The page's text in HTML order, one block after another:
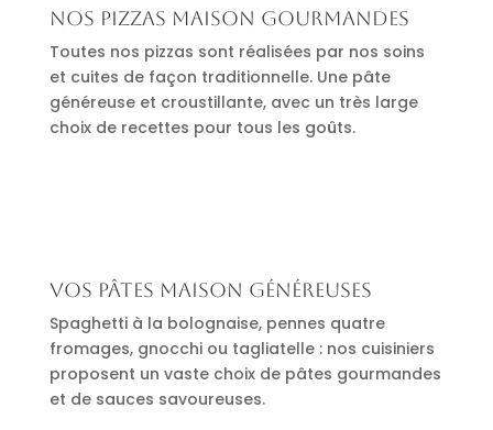
Nos pizzas maison gourmandes
Toutes nos pizzas sont réalisées par nos soins
et cuites de façon traditionnelle. Une pâte
généreuse et croustillante, avec un très large
choix de recettes pour tous les goûts.
Vos pâtes maison généreuses
Spaghetti à la bolognaise, pennes quatre
fromages, gnocchi ou tagliatelle : nos cuisiniers
proposent un vaste choix de pâtes gourmandes
et de sauces savoureuses.